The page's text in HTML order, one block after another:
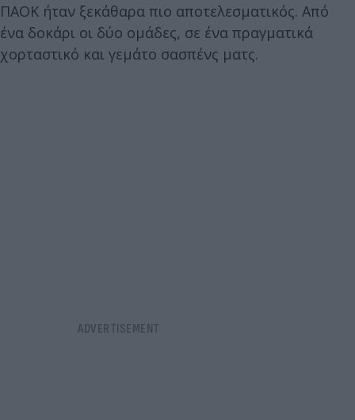
ΠΑΟΚ ήταν ξεκάθαρα πιο αποτελεσματικός. Από
ένα δοκάρι οι δύο ομάδες, σε ένα πραγματικά
χορταστικό και γεμάτο σασπένς ματς.